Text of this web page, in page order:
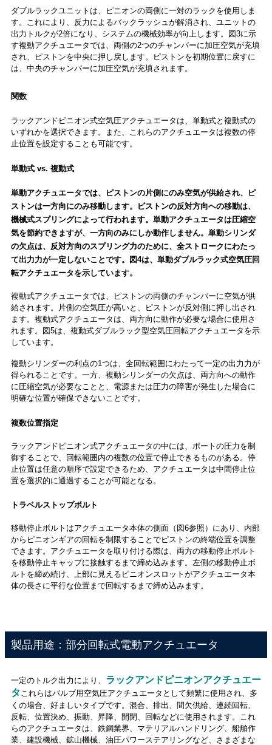
ダブルラックユニットは、ピニオンの両側に一対のラックを使用しま
す。これにより、反力によるバックラッシュが解消され、ユニットの
出力トルクが2倍になり、システムの機械効率が向上します。図3に示
す複動アクチュエータでは、両側の2つのチャンバーに加圧空気が充填
され、ピストンを中央に押し戻します。ピストンを初期位置に戻すに
は、中央のチャンバーに加圧空気が充填されます。
関数
ラックアンドピニオン式空気圧アクチュエータは、単動式と複動式の
いずれかを選択できます。また、これらのアクチュエータは複数の停
止位置を設定することも可能です。
単動式 vs. 複動式
単動アクチュエータでは、ピストンの片側にのみ空気が供給され、ピ
ストンは一方向にのみ移動します。ピストンの反対方向への移動は、
機械式スプリングによって行われます。単動アクチュエータは圧縮空
気を節約できますが、一方向のみにしか動作しません。単動シリンダ
の欠点は、反対方向のスプリング力のために、全ストロークにわたっ
て出力力が一定しないことです。図4は、単動ダブルラック式空気圧回
転アクチュエータを示しています。
複動式アクチュエータでは、ピストンの両側のチャンバーに空気が供
給されます。片側の空気圧が高いと、ピストンが反対側に押し出され
ます。複動式アクチュエータは、両方向に動作が必要な場合に使用さ
れます。図5は、複動式ダブルラック型空気圧回転アクチュエータを示
しています。
複動シリンダーの利点の1つは、全回転範囲にわたって一定の出力力が
得られることです。一方、複動シリンダーの欠点は、両方向への動作
に圧縮空気が必要なことと、電源または圧力の障害が発生した場合に
明確な位置が確保できないことです。
複数位置指定
ラックアンドピニオン式アクチュエータの中には、ポートの圧力を制
御することで、回転範囲内の複数の位置で停止できるものがある。停
止位置は任意の順序で設定できるため、アクチュエータは中間停止位
置を選択的に通過することが可能となる。
トラベルストップボルト
移動停止ボルトはアクチュエータ本体の側面（図6参照）にあり、内部
からピニオンギアの回転を制限することでピストンの終端位置を調整
できます。アクチュエータを取り付ける際は、両方の移動停止ボルト
を移動停止キャップに接触するまで締め込みます。左側の移動停止ボ
ルトを締め続け、上部に見えるピニオンスロットがアクチュエータ本
体の長さに平行な位置まで回転するまで締め込みます。
製品用途：部分回転式電動アクチュエータ
一定のトルク出力により、 ラックアンドピニオンアクチュエー
タ これらはバルブ用空気圧アクチュエータとして頻繁に使用され、多
くの場合、好ましいタイプです。混合、排出、間欠供給、連続回転、
反転、位置決め、振動、昇降、開閉、回転などに使用されます。これ
らのアクチュエータは、鉄鋼業界、マテリアルハンドリング、船舶作
業、建設機械、鉱山機械、油圧パワーステアリングなど、さまざまな